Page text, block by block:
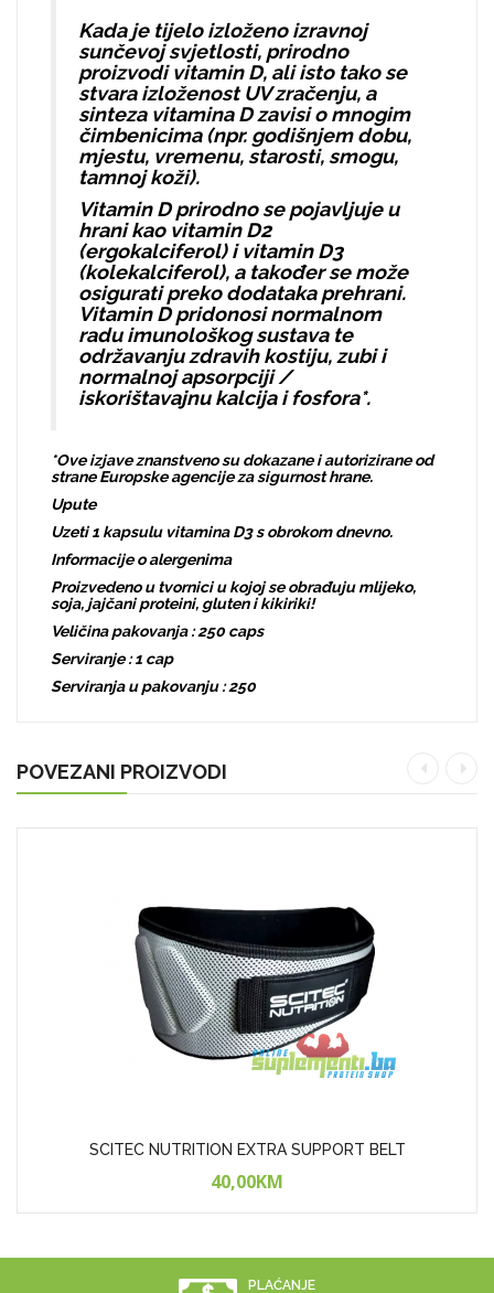
Kada je tijelo izloženo izravnoj
sunčevoj svjetlosti, prirodno
proizvodi vitamin D, ali isto tako se
stvara izloženost UV zračenju, a
sinteza vitamina D zavisi o mnogim
čimbenicima (npr. godišnjem dobu,
mjestu, vremenu, starosti, smogu,
tamnoj koži).
Vitamin D prirodno se pojavljuje u
hrani kao vitamin D2
(ergokalciferol) i vitamin D3
(kolekalciferol), a također se može
osigurati preko dodataka prehrani.
Vitamin D pridonosi normalnom
radu imunološkog sustava te
održavanju zdravih kostiju, zubi i
normalnoj apsorpciji /
iskorištavajnu kalcija i fosfora*.
*Ove izjave znanstveno su dokazane i autorizirane od
strane Europske agencije za sigurnost hrane.
Upute
Uzeti 1 kapsulu vitamina D3 s obrokom dnevno.
Informacije o alergenima
Proizvedeno u tvornici u kojoj se obrađuju mlijeko,
soja, jajčani proteini, gluten i kikiriki!
Veličina pakovanja : 250 caps
Serviranje : 1 cap
Serviranja u pakovanju : 250
POVEZANI PROIZVODI
SCITEC NUTRITION EXTRA SUPPORT BELT
40,00KM